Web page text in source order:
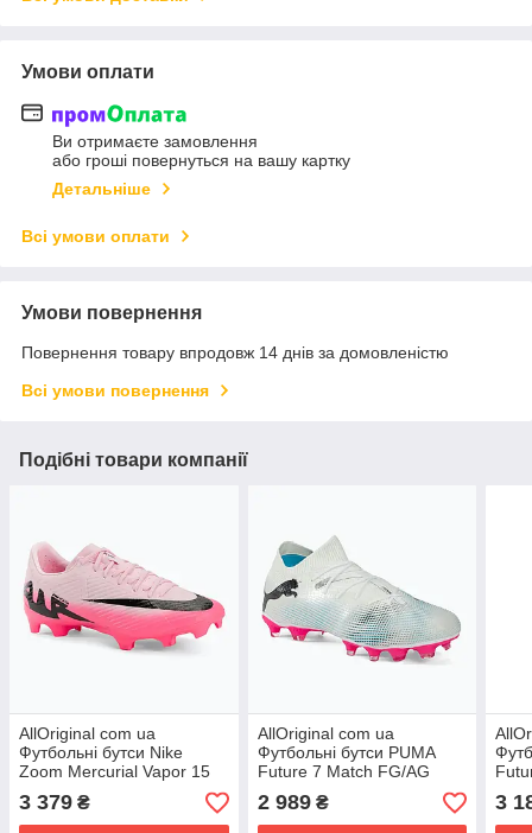
Умови оплати
Ви отримаєте замовлення
або гроші повернуться на вашу картку
Детальніше
Всі умови оплати
Умови повернення
Повернення товару впродовж 14 днів за домовленістю
Всі умови повернення
Подібні товари компанії
AllOriginal com ua
Футбольні бутси Nike
Zoom Mercurial Vapor 15
Academy FG/MG рожевий
пінопласт / чорний
3 379 ₴
AllOriginal com ua
Футбольні бутси PUMA
Future 7 Match FG/AG
пума білі / пума чорні /
отруйно-рожеві РОЗМІРИ
2 989₴ 3